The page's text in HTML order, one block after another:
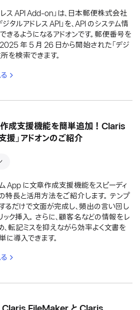
レス API Add-on」は、日本郵便株式会社
タルアドレス API」を、API のシステム情
きるようになるアドオンです。郵便番号を
年 5 月 26 日から開始された「デジ
を検索できます。
成支援機能を簡単追加！Claris
援」アドオンのご紹介
App に文章作成支援機能をスピーディ
特長と活用方法をご紹介します。 テンプ
るだけで文面が完成し、頻出の言い回し
ク挿入。 さらに、顧客名などの情報をレ
、転記ミスを抑えながら効率よく文書を
に導入できます。